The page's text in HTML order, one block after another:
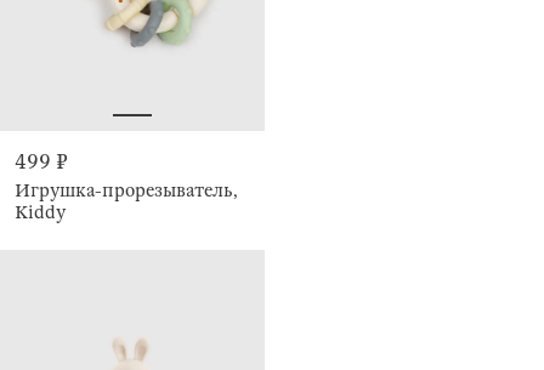
499 ₽
Игрушка-прорезыватель,
Kiddy